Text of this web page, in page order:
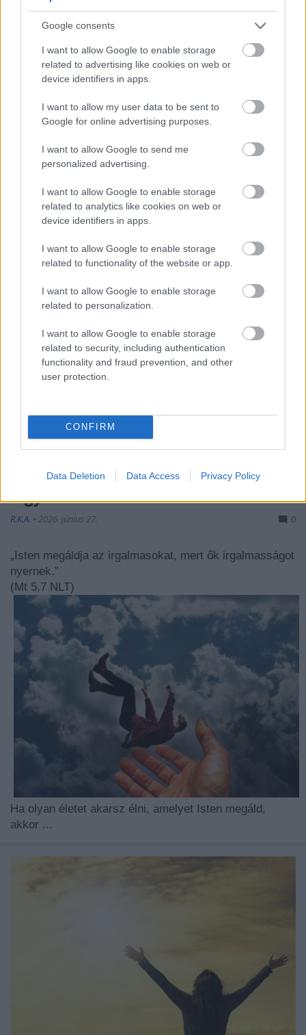
Google consents
I want to allow Google to enable storage
related to advertising like cookies on web or
device identifiers in apps.
I want to allow my user data to be sent to
Google for online advertising purposes.
I want to allow Google to send me
personalized advertising.
I want to allow Google to enable storage
related to analytics like cookies on web or
device identifiers in apps.
I want to allow Google to enable storage
related to functionality of the website or app.
I want to allow Google to enable storage
related to personalization.
I want to allow Google to enable storage
related to security, including authentication
functionality and fraud prevention, and other
user protection.
CONFIRM
Data Deletion Data Access Privacy Policy
„A felülről jövő bölcsesség mindenekelőtt tiszta.
Emellett békeszerető, minden körülmények között
Miért akarja Isten, hogy irgalmas
légy?
R.K.A. • 2026. június 27. 0
„Isten megáldja az irgalmasokat, mert ők irgalmasságot
nyernek.”
(Mt 5,7 NLT)
Ha olyan életet akarsz élni, amelyet Isten megáld,
akkor ...